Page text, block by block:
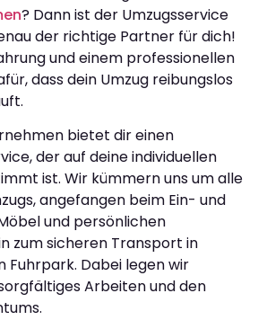
? Dann ist der Umzugsservice
der richtige Partner für dich!
und einem professionellen
dass dein Umzug reibungslos
bietet dir einen
der auf deine individuellen
ist. Wir kümmern uns um alle
angefangen beim Ein- und
und persönlichen
zum sicheren Transport in
Fuhrpark. Dabei legen wir
Arbeiten und den